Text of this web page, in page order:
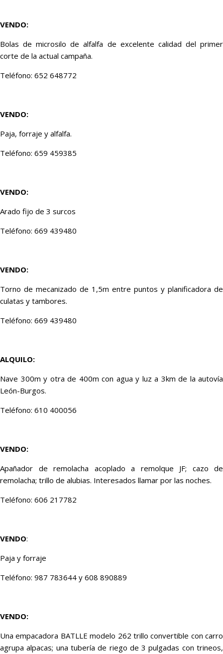
VENDO:
Bolas de microsilo de alfalfa de excelente calidad del primer
corte de la actual campaña.
Teléfono: 652 648772
VENDO:
Paja, forraje y alfalfa.
Teléfono: 659 459385
VENDO:
Arado fijo de 3 surcos
Teléfono: 669 439480
VENDO:
Torno de mecanizado de 1,5m entre puntos y planificadora de
culatas y tambores.
Teléfono: 669 439480
ALQUILO:
Nave 300m y otra de 400m con agua y luz a 3km de la autovía
León-Burgos.
Teléfono: 610 400056
VENDO:
Apañador de remolacha acoplado a remolque JF; cazo de
remolacha; trillo de alubias. Interesados llamar por las noches.
Teléfono: 606 217782
VENDO:
Paja y forraje
Teléfono: 987 783644 y 608 890889
VENDO:
Una empacadora BATLLE modelo 262 trillo convertible con carro
agrupa alpacas; una tubería de riego de 3 pulgadas con trineos,